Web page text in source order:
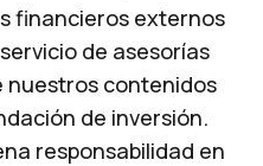
financieros externos
de asesorías
nuestros contenidos
de inversión.
responsabilidad en